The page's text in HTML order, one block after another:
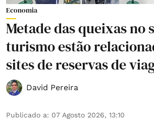
Economia
Metade das queixas no
turismo estão
sites de reservas de
David Pereira
Publicado a: 07 Agosto 2026, 13:10